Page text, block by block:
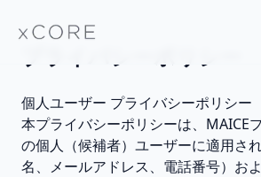
個人ユーザー プライバシーポリシー
本プライバシーポリシーは、MAICE
の個人（候補者）ユーザーに適用さ
名、メールアドレス、電話番号）お